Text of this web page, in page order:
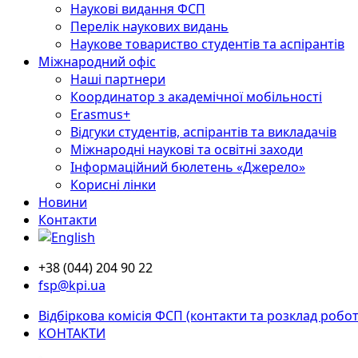
Наукові видання ФСП
Перелік наукових видань
Наукове товариство студентів та аспірантів
Міжнародний офіс
Наші партнери
Координатор з академічної мобільності
Erasmus+
Відгуки студентів, аспірантів та викладачів
Міжнародні наукові та освітні заходи
Інформаційний бюлетень «Джерело»
Корисні лінки
Новини
Контакти
+38 (044) 204 90 22
fsp@kpi.ua
Відбіркова комісія ФСП (контакти та розклад
КОНТАКТИ